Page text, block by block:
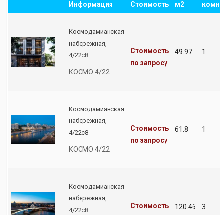
Информация Стоимость м2
Космодамианская
набережная,
4/22с8
КОСМО 4/22
Стоимость
по запросу
49.97 1
Космодамианская
набережная,
4/22с8
КОСМО 4/22
Стоимость
по запросу
61.8 1
Космодамианская
набережная,
4/22с8
Стоимость
120.46 3